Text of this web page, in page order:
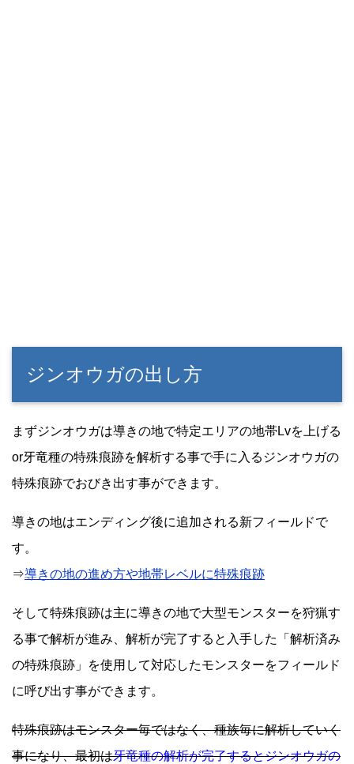
ジンオウガの出し方
まずジンオウガは導きの地で特定エリアの地帯Lvを上げる
or牙竜種の特殊痕跡を解析する事で手に入るジンオウガの
特殊痕跡でおびき出す事ができます。
導きの地はエンディング後に追加される新フィールドで
す。
⇒導きの地の進め方や地帯レベルに特殊痕跡
そして特殊痕跡は主に導きの地で大型モンスターを狩猟す
る事で解析が進み、解析が完了すると入手した「解析済み
の特殊痕跡」を使用して対応したモンスターをフィールド
に呼び出す事ができます。
特殊痕跡はモンスター毎ではなく、種族毎に解析していく
事になり、最初は牙竜種の解析が完了するとジンオウガの